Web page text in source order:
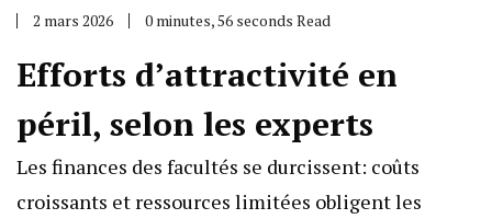
2 mars 2026 0 minutes, 56 seconds Read
Efforts d’attractivité en
péril, selon les experts
Les finances des facultés se durcissent: coûts
croissants et ressources limitées obligent les